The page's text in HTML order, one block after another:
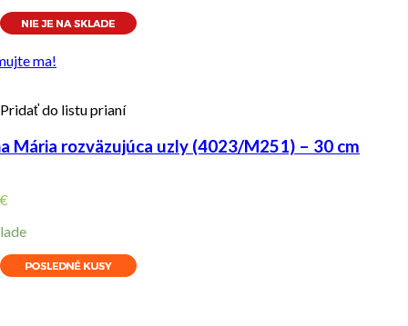
ma!
Pridať do listu prianí
Mária rozväzujúca uzly (4023/M251) – 30 cm
€